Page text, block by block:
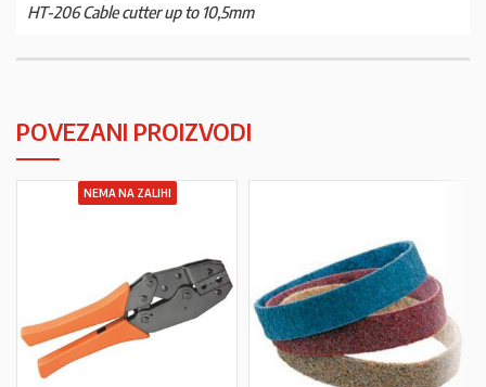
HT-206 Cable cutter up to 10,5mm
POVEZANI PROIZVODI
NEMA NA ZALIHI